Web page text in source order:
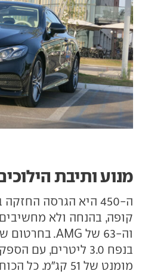
מנוע ותיבת
מומנט של 51